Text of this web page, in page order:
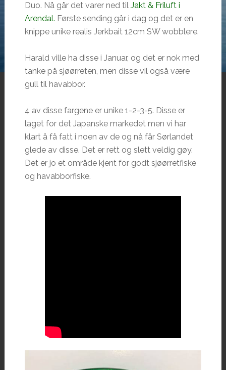
Duo. Nå går det varer ned til Jakt & Frilufti
Arendal. Første sending går i dag og det er en
knippe unike realis Jerkbait 12cm SW wobblere.
Harald ville ha disse i Januar, og det er nok med
tanke på sjøørreten, men disse vil også være
gull til havabbor.
4 av disse fargene er unike 1-2-3-5. Disse er
laget for det Japanske markedet men vi har
klart å få fatt i noen av de og nå får Sørlandet
glede av disse. Det er rett og slett veldig gøy.
Det er jo et område kjent for godt sjøørretfiske
og havabborfiske.